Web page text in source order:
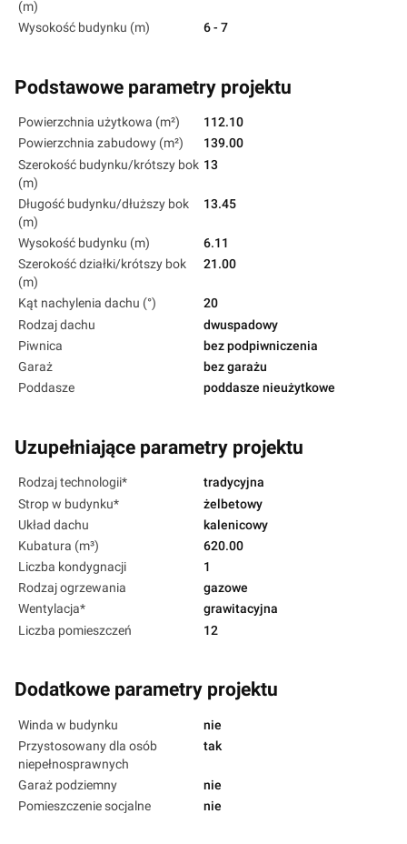
(m)
Wysokość budynku (m)
6 - 7
Podstawowe parametry projektu
Powierzchnia użytkowa (m²)
112.10
Powierzchnia zabudowy (m²)
139.00
Szerokość budynku/krótszy bok
(m)
13
Długość budynku/dłuższy bok
(m)
13.45
Wysokość budynku (m)
6.11
Szerokość działki/krótszy bok
(m)
21.00
Kąt nachylenia dachu (°)
20
Rodzaj dachu
dwuspadowy
Piwnica
bez podpiwniczenia
Garaż
bez garażu
Poddasze
poddasze nieużytkowe
Uzupełniające parametry projektu
Rodzaj technologii*
tradycyjna
Strop w budynku*
żelbetowy
Układ dachu
kalenicowy
Kubatura (m³)
620.00
Liczba kondygnacji
1
Rodzaj ogrzewania
gazowe
Wentylacja*
grawitacyjna
Liczba pomieszczeń
12
Dodatkowe parametry projektu
Winda w budynku
nie
Przystosowany dla osób
niepełnosprawnych
tak
Garaż podziemny
nie
Pomieszczenie socjalne
nie